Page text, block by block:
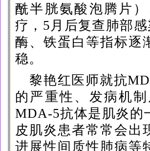
酰半胱氨酸泡腾片
疗，5月后复查肺部
酶、铁蛋白等指标逐
稳。
黎艳红医师就抗
的严重性、发病机
MDA-5抗体是肌炎的
皮肌炎患者常常会出
进展性间质性肺病等